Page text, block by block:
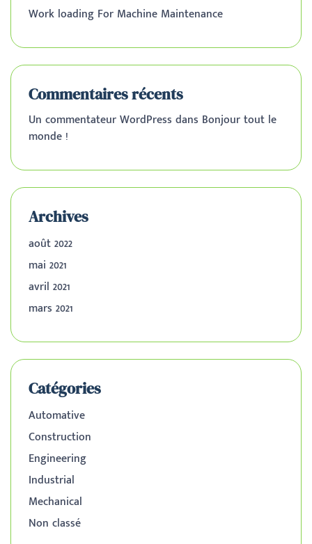
Work loading For Machine Maintenance
Commentaires récents
Un commentateur WordPress dans Bonjour tout le
monde !
Archives
août 2022
mai 2021
avril 2021
mars 2021
Catégories
Automative
Construction
Engineering
Industrial
Mechanical
Non classé